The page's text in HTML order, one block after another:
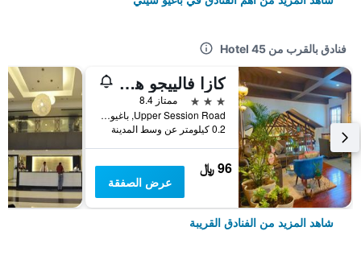
فنادق بالقرب من Hotel 45
كازا فالييجو هوتل باجيو
3 نجوم
ممتاز 8.4
Upper Session Road, باغيو سيتي, الفلبين
0.2 كيلومتر عن وسط المدينة
96 ﷼
عرض الصفقة
شاهد المزيد من الفنادق القريبة